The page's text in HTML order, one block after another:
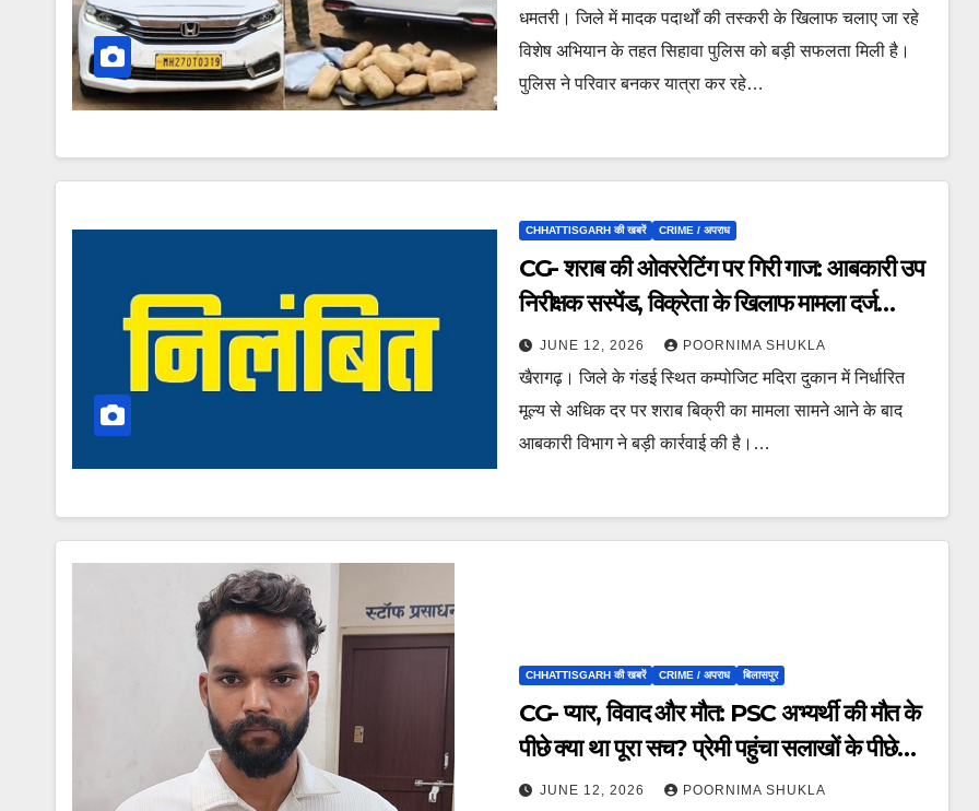
धमतरी। जिले में मादक पदार्थों की तस्करी के खिलाफ चलाए जा रहे
विशेष अभियान के तहत सिहावा पुलिस को बड़ी सफलता मिली है।
पुलिस ने परिवार बनकर यात्रा कर रहे…
CHHATTISGARH की खबरें CRIME / अपराध
CG- शराब की ओवररेटिंग पर गिरी गाज: आबकारी उप
निरीक्षक सस्पेंड, विक्रेता के खिलाफ मामला दर्ज…
JUNE 12, 2026 POORNIMA SHUKLA
खैरागढ़। जिले के गंडई स्थित कम्पोजिट मदिरा दुकान में निर्धारित
मूल्य से अधिक दर पर शराब बिक्री का मामला सामने आने के बाद
आबकारी विभाग ने बड़ी कार्रवाई की है।…
CHHATTISGARH की खबरें CRIME / अपराध बिलासपुर
CG- प्यार, विवाद और मौत: PSC अभ्यर्थी की मौत के
पीछे क्या था पूरा सच? प्रेमी पहुंचा सलाखों के पीछे…
JUNE 12, 2026 POORNIMA SHUKLA